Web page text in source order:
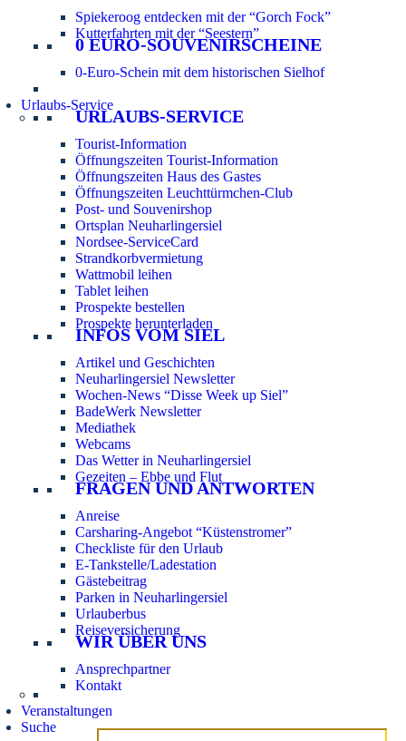
Spiekeroog entdecken mit der “Gorch Fock”
Kutterfahrten mit der “Seestern”
0 EURO-SOUVENIRSCHEINE
0-Euro-Schein mit dem historischen Sielhof
Urlaubs-Service
URLAUBS-SERVICE
Tourist-Information
Öffnungszeiten Tourist-Information
Öffnungszeiten Haus des Gastes
Öffnungszeiten Leuchttürmchen-Club
Post- und Souvenirshop
Ortsplan Neuharlingersiel
Nordsee-ServiceCard
Strandkorbvermietung
Wattmobil leihen
Tablet leihen
Prospekte bestellen
Prospekte herunterladen
INFOS VOM SIEL
Artikel und Geschichten
Neuharlingersiel Newsletter
Wochen-News “Disse Week up Siel”
BadeWerk Newsletter
Mediathek
Webcams
Das Wetter in Neuharlingersiel
Gezeiten – Ebbe und Flut
FRAGEN UND ANTWORTEN
Anreise
Carsharing-Angebot “Küstenstromer”
Checkliste für den Urlaub
E-Tankstelle/Ladestation
Gästebeitrag
Parken in Neuharlingersiel
Urlauberbus
Reiseversicherung
WIR ÜBER UNS
Ansprechpartner
Kontakt
Veranstaltungen
Suche